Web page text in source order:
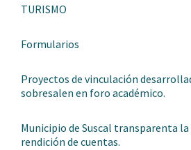
TURISMO
Formularios
Proyectos de vinculación
sobresalen en foro académico.
Municipio de Suscal transparenta
rendición de cuentas.